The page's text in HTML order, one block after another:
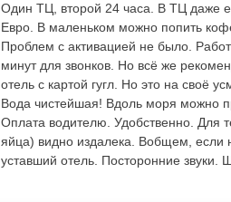
Один ТЦ, второй 24 часа. В ТЦ даже
Евро. В маленьком можно попить
Проблем с активацией не было.
минут для звонков. Но всё же
отель с картой гугл. Но это на своё
Вода чистейшая! Вдоль моря можно
Оплата водителю. Удобственно. Для
яйца) видно издалека. Вобщем, если
уставший отель. Посторонние